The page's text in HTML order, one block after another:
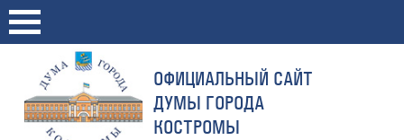
ОФИЦИАЛЬНЫЙ САЙТ
ДУМЫ ГОРОДА
КОСТРОМЫ